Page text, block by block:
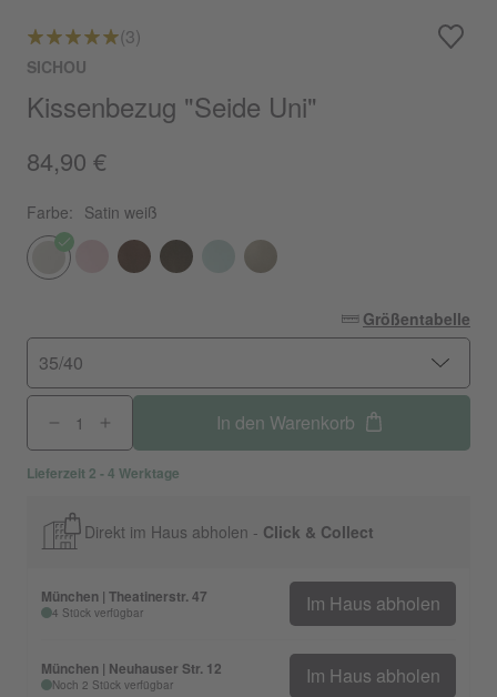
(3)
SICHOU
Kissenbezug "Seide Uni"
84,90 €
Farbe: Satin weiß
Größentabelle
35/40
In den Warenkorb
Lieferzeit 2 - 4 Werktage
Direkt im Haus abholen - Click & Collect
München | Theatinerstr. 47
4 Stück verfügbar Im Haus abholen
München | Neuhauser Str. 12
Noch 2 Stück verfügbar Im Haus abholen